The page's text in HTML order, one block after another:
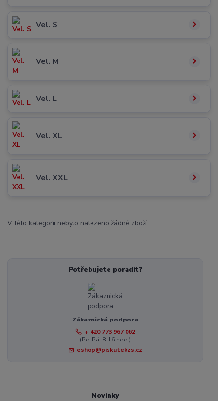
Vel. S
Vel. M
Vel. L
Vel. XL
Vel. XXL
V této kategorii nebylo nalezeno žádné zboží.
Potřebujete poradit?
Zákaznická podpora
+ 420 773 967 062
(Po-Pá, 8-16 hod.)
eshop@piskutekzs.cz
Novinky